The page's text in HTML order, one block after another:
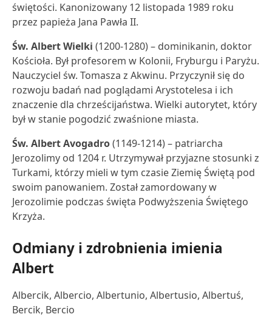
świętości. Kanonizowany 12 listopada 1989 roku
przez papieża Jana Pawła II.
Św. Albert Wielki (1200-1280) – dominikanin, doktor
Kościoła. Był profesorem w Kolonii, Fryburgu i Paryżu.
Nauczyciel św. Tomasza z Akwinu. Przyczynił się do
rozwoju badań nad poglądami Arystotelesa i ich
znaczenie dla chrześcijaństwa. Wielki autorytet, który
był w stanie pogodzić zwaśnione miasta.
Św. Albert Avogadro(1149-1214) – patriarcha
Jerozolimy od 1204 r. Utrzymywał przyjazne stosunki z
Turkami, którzy mieli w tym czasie Ziemię Świętą pod
swoim panowaniem. Został zamordowany w
Jerozolimie podczas święta Podwyższenia Świętego
Krzyża.
Odmiany i zdrobnienia imienia
Albert
Albercik, Albercio, Albertunio, Albertusio, Albertuś,
Bercik, Bercio